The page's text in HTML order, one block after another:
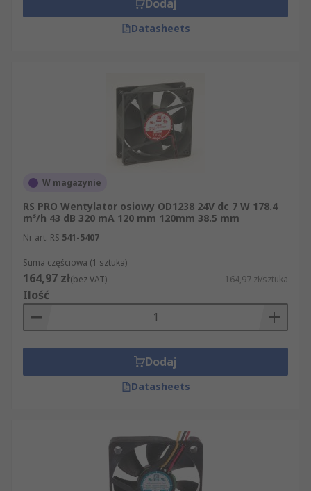
Dodaj
Datasheets
W magazynie
RS PRO Wentylator osiowy OD1238 24V dc 7 W 178.4
m³/h 43 dB 320 mA 120 mm 120mm 38.5 mm
Nr art. RS 541-5407
Suma częściowa (1 sztuka)
164,97 zł(bez VAT) 164,97 zł/sztuka
Ilość
Dodaj
Datasheets